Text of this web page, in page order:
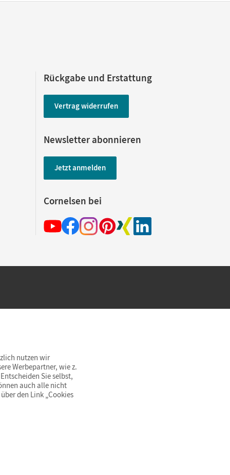
Rückgabe und Erstattung
Vertrag widerrufen
Newsletter abonnieren
Jetzt anmelden
Cornelsen bei
innerhalb Deutschlands
nutzen wir
Werbepartner, wie z.
Sie selbst,
auch alle nicht
den Link „Cookies